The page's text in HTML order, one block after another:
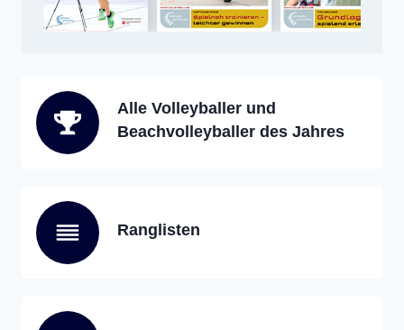
Alle Volleyballer und
Beachvolleyballer des Jahres
Ranglisten